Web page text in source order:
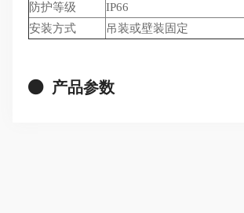
防护等级
IP66
安装方式
吊装或壁装固定
产品参数